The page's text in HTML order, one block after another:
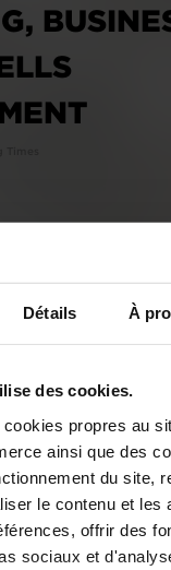
Détails À
des cookies.
propres au
ainsi que des
du site,
le contenu et les
offrir des
sociaux et